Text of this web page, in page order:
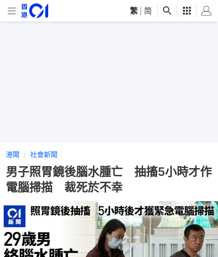
繁 简
港聞 社會新聞
男子照胃鏡後腦水腫亡 抽搐5小時才作
電腦掃描 裁死於不幸